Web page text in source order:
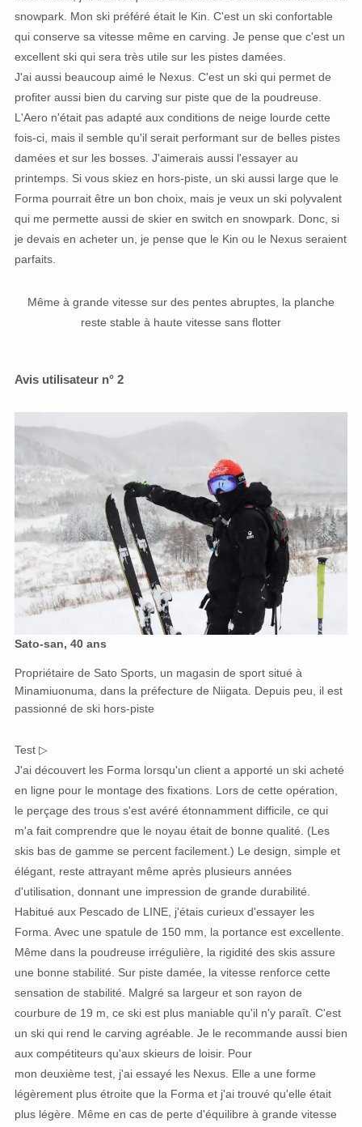
snowpark. Mon ski préféré était le Kin. C'est un ski confortable
qui conserve sa vitesse même en carving. Je pense que c'est un
excellent ski qui sera très utile sur les pistes damées.
J'ai aussi beaucoup aimé le Nexus. C'est un ski qui permet de
profiter aussi bien du carving sur piste que de la poudreuse.
L'Aero n'était pas adapté aux conditions de neige lourde cette
fois-ci, mais il semble qu'il serait performant sur de belles pistes
damées et sur les bosses. J'aimerais aussi l'essayer au
printemps. Si vous skiez en hors-piste, un ski aussi large que le
Forma pourrait être un bon choix, mais je veux un ski polyvalent
qui me permette aussi de skier en switch en snowpark. Donc, si
je devais en acheter un, je pense que le Kin ou le Nexus seraient
parfaits.
Même à grande vitesse sur des pentes abruptes, la planche
reste stable à haute vitesse sans flotter
Avis utilisateur n° 2
Sato-san, 40 ans
Propriétaire de Sato Sports, un magasin de sport situé à
Minamiuonuma, dans la préfecture de Niigata. Depuis peu, il est
passionné de ski hors-piste
Test ▷
J'ai découvert les Forma lorsqu'un client a apporté un ski acheté
en ligne pour le montage des fixations. Lors de cette opération,
le perçage des trous s'est avéré étonnamment difficile, ce qui
m'a fait comprendre que le noyau était de bonne qualité. (Les
skis bas de gamme se percent facilement.) Le design, simple et
élégant, reste attrayant même après plusieurs années
d'utilisation, donnant une impression de grande durabilité.
Habitué aux Pescado de LINE, j'étais curieux d'essayer les
Forma. Avec une spatule de 150 mm, la portance est excellente.
Même dans la poudreuse irrégulière, la rigidité des skis assure
une bonne stabilité. Sur piste damée, la vitesse renforce cette
sensation de stabilité. Malgré sa largeur et son rayon de
courbure de 19 m, ce ski est plus maniable qu'il n'y paraît. C'est
un ski qui rend le carving agréable. Je le recommande aussi bien
aux compétiteurs qu'aux skieurs de loisir. Pour
mon deuxième test, j'ai essayé les Nexus. Elle a une forme
légèrement plus étroite que la Forma et j'ai trouvé qu'elle était
plus légère. Même en cas de perte d'équilibre à grande vitesse